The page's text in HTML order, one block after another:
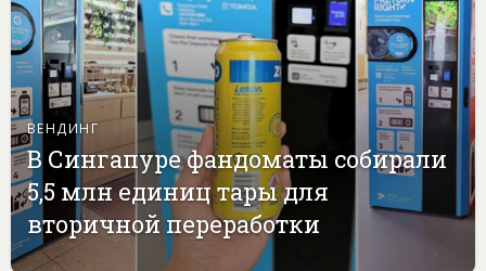
ВЕНДИНГ
В Сингапуре фандоматы собирали
5,5 млн единиц тары для
вторичной переработки